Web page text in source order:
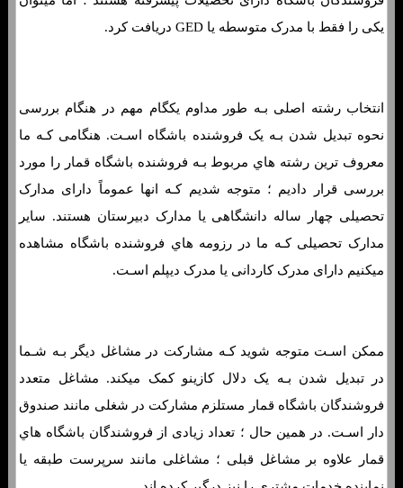
یکی را فقط با مدرک متوسطه یا GED دریافت کرد.
انتخاب رشته اصلی بـه طور مداوم یکگام مهم در هنگام بررسی
نحوه تبدیل شدن بـه یک فروشنده باشگاه اسـت. هنگامی کـه ما
معروف ترین رشته هاي‌ مربوط بـه فروشنده باشگاه قمار را مورد
بررسی قرار دادیم ؛ متوجه شدیم کـه انها عموماً دارای مدارک
تحصیلی چهار ساله دانشگاهی یا مدارک دبیرستان هستند. سایر
مدارک تحصیلی کـه ما در رزومه هاي‌ فروشنده باشگاه مشاهده
میکنیم دارای مدرک کاردانی یا مدرک دیپلم اسـت.
ممکن اسـت متوجه شوید کـه مشارکت در مشاغل دیگر بـه شـما
در تبدیل شدن بـه یک دلال کازینو کمک میکند. مشاغل متعدد
فروشندگان باشگاه قمار مستلزم مشارکت در شغلی مانند صندوق
دار اسـت. در همین حال ؛ تعداد زیادی از فروشندگان باشگاه هاي‌
قمار علاوه بر مشاغل قبلی ؛ مشاغلی مانند سرپرست طبقه یا